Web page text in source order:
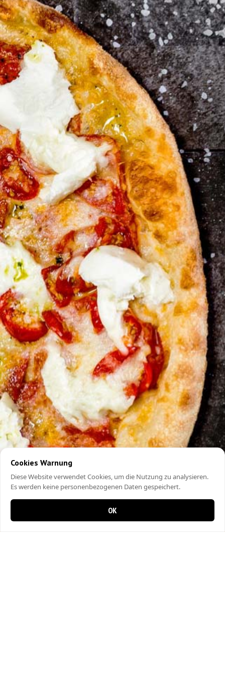
Cookies Warnung
Diese Website verwendet Cookies, um die Nutzung zu analysieren.
Es werden keine personenbezogenen Daten gespeichert.
OK